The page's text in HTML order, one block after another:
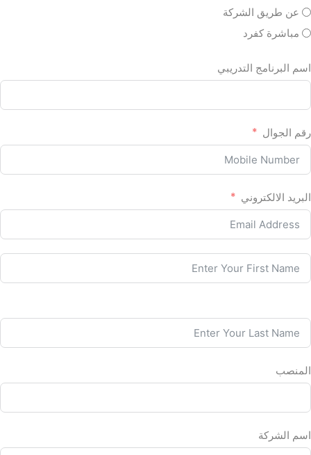
عن طريق الشركة
مباشرة كفرد
اسم البرنامج التدريبي
رقم الجوال
البريد الالكتروني
المنصب
اسم الشركة